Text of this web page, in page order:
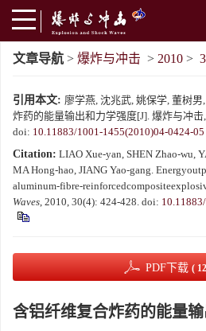
文章导航 > 爆炸与冲击 > 2010 >
引用本文: 廖学燕, 沈兆武, 姚保学, 董树
炸药的能量输出和力学强度[J]. 爆炸与冲击
doi: 10.11883/1001-1455(2010)04-0424-05
Citation: LIAO Xue-yan, SHEN Zhao-wu,
MA Hong-hao, JIANG Yao-gang.
aluminum-fibre-
Waves, 2010, 30(4): 424-428. doi:
PDF下载 (
含铝纤维复合炸药的能量